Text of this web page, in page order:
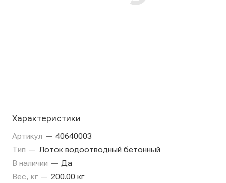
Характеристики
Артикул — 40640003
Тип — Лоток водоотводный бетонный
В наличии — Да
Вес, кг — 200.00 кг